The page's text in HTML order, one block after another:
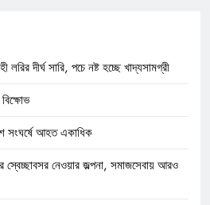
দীর্ঘ সারি, পচে নষ্ট হচ্ছে খাদ্যসামগ্রী
সংঘর্ষে আহত একাধিক
স্বেচ্ছাবসর নেওয়ার জল্পনা, সমাজসেবায় আরও